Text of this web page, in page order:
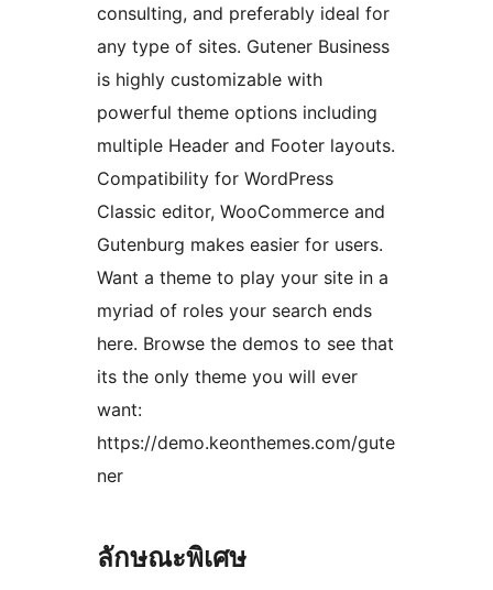
consulting, and preferably ideal for
any type of sites. Gutener Business
is highly customizable with
powerful theme options including
multiple Header and Footer layouts.
Compatibility for WordPress
Classic editor, WooCommerce and
Gutenburg makes easier for users.
Want a theme to play your site in a
myriad of roles your search ends
here. Browse the demos to see that
its the only theme you will ever
want:
https://demo.keonthemes.com/gute
ner
ลักษณะพิเศษ